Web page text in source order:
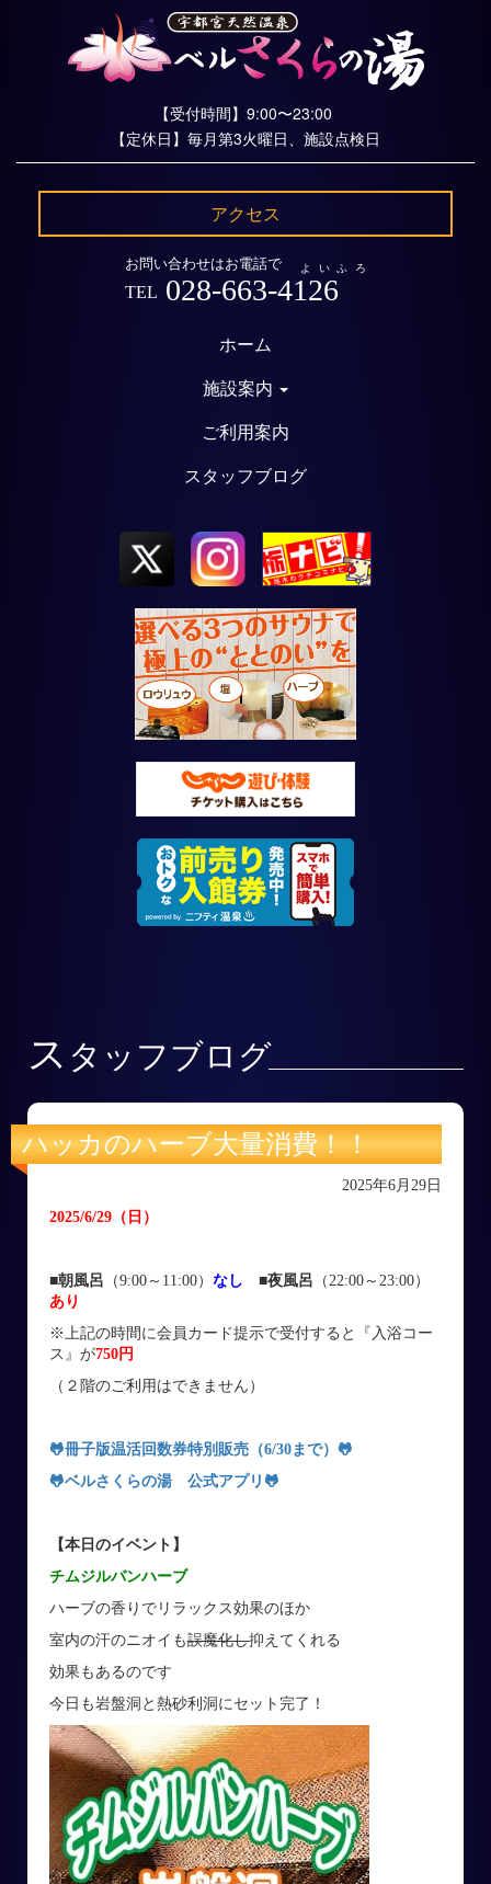
【受付時間】9:00〜23:00
【定休日】毎月第3火曜日、施設点検日
アクセス
お問い合わせはお電話で よいふろ
TEL 028-663-4126
ホーム
施設案内
ご利用案内
スタッフブログ
ス タッフブログ
ハッカのハーブ大量消費！！
2025年6月29日
2025/6/29 （日 ）
■朝風呂 （9:00～11:00） なし ■夜風呂 （22:00～23:00）
あり
※上記の時間に会員カード提示で受付すると『入浴コー
ス』が750円
（２階のご利用はできません）
🐸冊子版温活回数券特別販売（6/30まで） 🐸
🐸ベルさくらの湯 公式アプリ 🐸
【本日のイベント】
チムジルバンハーブ
ハーブの香りでリラックス効果のほか
室内の汗のニオイも誤魔化し抑えてくれる
効果もあるのです
今日も岩盤洞と熱砂利洞にセット完了！